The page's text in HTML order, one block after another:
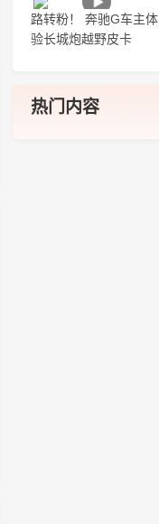
路转粉！ 奔驰G车主体
验长城炮越野皮卡
热门内容